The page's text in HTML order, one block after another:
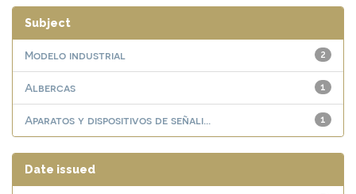
Subject
2
Modelo industrial
1
Albercas
1
Aparatos y dispositivos de señali...
Date issued